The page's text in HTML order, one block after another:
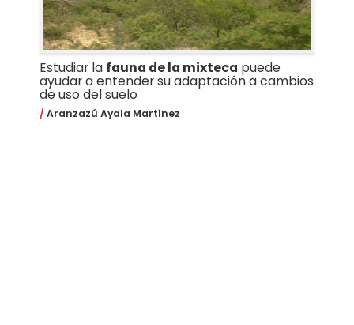
Estudiar la fauna de la mixteca puede
ayudar a entender su adaptación a cambios
de uso del suelo
Aranzazú Ayala Martínez